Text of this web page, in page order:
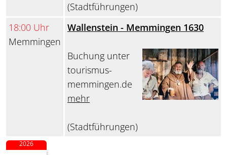
(Stadtführungen)
18:00 Uhr
Memmingen
Wallenstein - Memmingen 1630
Buchung unter
tourismus-
memmingen.de
mehr
(Stadtführungen)
2026